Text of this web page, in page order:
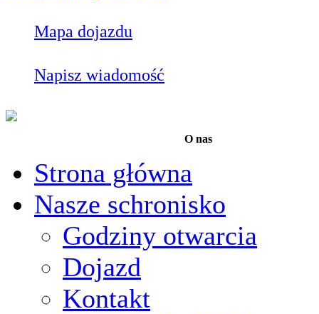
Mapa dojazdu
Napisz wiadomość
O nas
Strona główna
Nasze schronisko
Godziny otwarcia
Dojazd
Kontakt